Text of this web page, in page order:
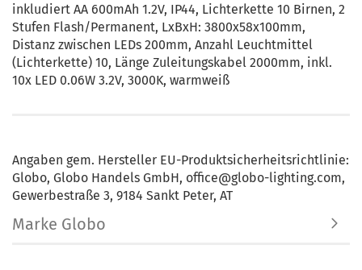
inkludiert AA 600mAh 1.2V, IP44, Lichterkette 10 Birnen, 2
Stufen Flash/Permanent, LxBxH: 3800x58x100mm,
Distanz zwischen LEDs 200mm, Anzahl Leuchtmittel
(Lichterkette) 10, Länge Zuleitungskabel 2000mm, inkl.
10x LED 0.06W 3.2V, 3000K, warmweiß
Angaben gem. Hersteller EU-Produktsicherheitsrichtlinie:
Globo, Globo Handels GmbH, office@globo-lighting.com,
Gewerbestraße 3, 9184 Sankt Peter, AT
Marke Globo